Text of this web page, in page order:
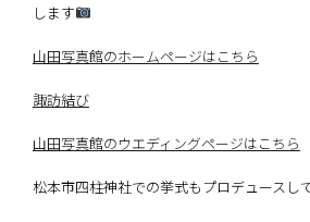
します
山田写真館のホームページはこちら
諏訪結び
山田写真館のウエディングページはこちら
松本市四柱神社での挙式もプロデュースし